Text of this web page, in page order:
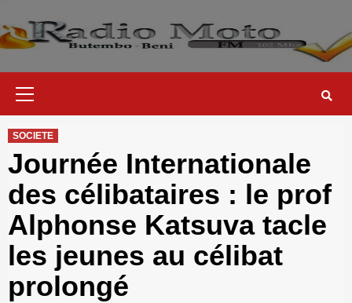
to
content
SOCIETE
Journée Internationale
des célibataires : le prof
Alphonse Katsuva tacle
les jeunes au célibat
prolongé